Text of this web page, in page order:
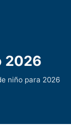
2026
niño para 2026